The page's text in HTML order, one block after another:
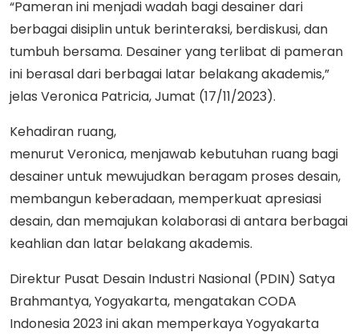
“Pameran ini menjadi wadah bagi desainer dari
berbagai disiplin untuk berinteraksi, berdiskusi, dan
tumbuh bersama. Desainer yang terlibat di pameran
ini berasal dari berbagai latar belakang akademis,”
jelas Veronica Patricia, Jumat (17/11/2023).
Kehadiran ruang,
menurut Veronica, menjawab kebutuhan ruang bagi
desainer untuk mewujudkan beragam proses desain,
membangun keberadaan, memperkuat apresiasi
desain, dan memajukan kolaborasi di antara berbagai
keahlian dan latar belakang akademis.
Direktur Pusat Desain Industri Nasional (PDIN) Satya
Brahmantya, Yogyakarta, mengatakan CODA
Indonesia 2023 ini akan memperkaya Yogyakarta